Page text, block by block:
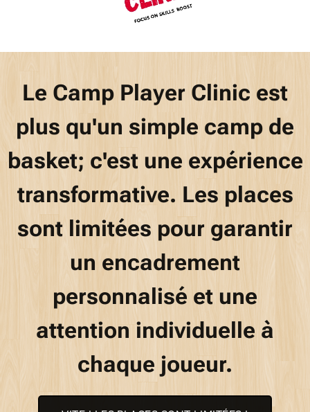
Le Camp Player Clinic est
plus qu'un simple camp de
basket; c'est une expérience
transformative. Les places
sont limitées pour garantir
un encadrement
personnalisé et une
attention individuelle à
chaque joueur.